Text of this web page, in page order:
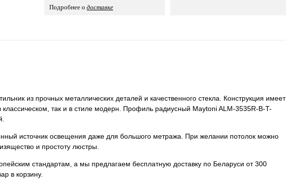
Подробнее о доставке
из прочных металлических деталей и качественного стекла. Конструкция имеет
классическом, так и в стиле модерн. Профиль радиусный Maytoni ALM-3535R-B-T-
источник освещения даже для большого метража. При желании потолок можно
и простоту люстры.
стандартам, а мы предлагаем бесплатную доставку по Беларуси от 300
в корзину.